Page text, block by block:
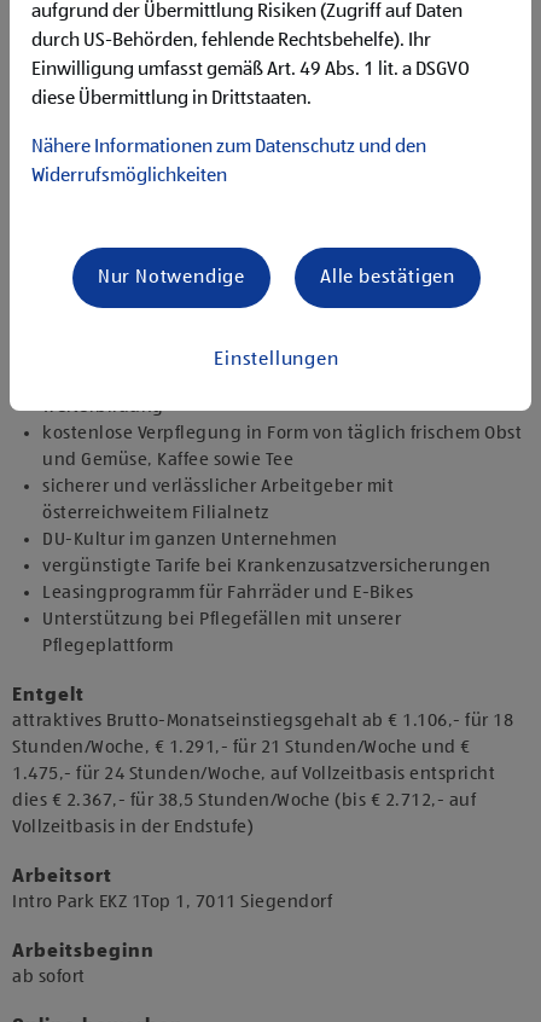
Bereitschaft zu körperlich anspruchsvollen Tätigkeiten
freundlich im Umgang mit Kund:innen für eine
angenehme Einkaufsatmosphäre
zuverlässige und organisierte Arbeitsweise zur
Angebote, die mich überzeugen
vielseitiges Tätigkeitsfeld
umfangreiche Einarbeitung und individuelles
Onboarding
Weiterbildung
kostenlose Verpflegung in Form von täglich frischem Obst
und Gemüse, Kaffee sowie Tee
sicherer und verlässlicher Arbeitgeber mit
österreichweitem Filialnetz
DU-Kultur im ganzen Unternehmen
vergünstigte Tarife bei Krankenzusatzversicherungen
Leasingprogramm für Fahrräder und E-Bikes
Unterstützung bei Pflegefällen mit unserer
Pflegeplattform
Entgelt
attraktives Brutto-Monatseinstiegsgehalt ab € 1.106,- für 18
Stunden/Woche, € 1.291,- für 21 Stunden/Woche und €
1.475,- für 24 Stunden/Woche, auf Vollzeitbasis entspricht
dies € 2.367,- für 38,5 Stunden/Woche (bis € 2.712,- auf
Vollzeitbasis in der Endstufe)
Arbeitsort
​Intro Park EKZ 1Top 1, 7011 Siegendorf​
Arbeitsbeginn
​ab sofort​
aufgrund der Übermittlung Risiken (Zugriff auf Daten
durch US-Behörden, fehlende Rechtsbehelfe). Ihr
Einwilligung umfasst gemäß Art. 49 Abs. 1 lit. a DSGVO
diese Übermittlung in Drittstaaten.
Nähere Informationen zum Datenschutz und den
Widerrufsmöglichkeiten
Einstellungen
Nur Notwendige Alle bestätigen